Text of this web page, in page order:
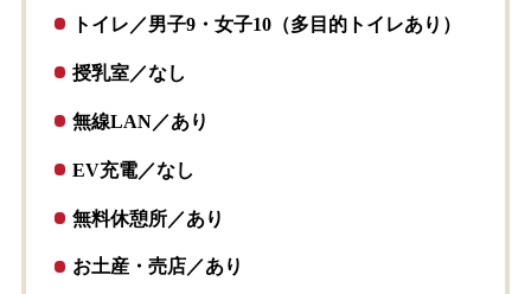
トイレ／男子9・女子10（多目的トイレあり）
授乳室／なし
無線LAN／あり
EV充電／なし
無料休憩所／あり
お土産・売店／あり